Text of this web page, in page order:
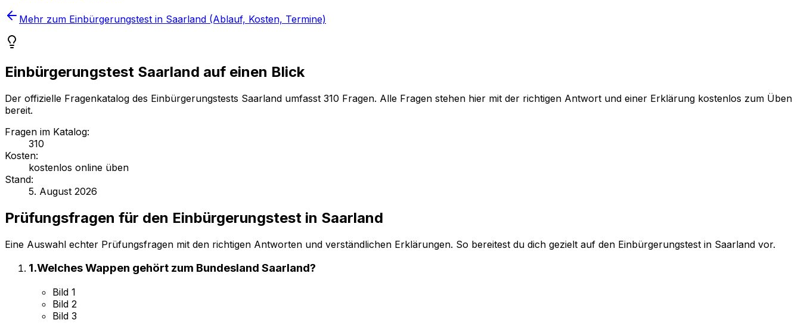
Mehr zum Einbürgerungstest in Saarland (Ablauf, Kosten, Termine)
Einbürgerungstest Saarland auf einen Blick
Der offizielle Fragenkatalog des Einbürgerungstests Saarland umfasst 310 Fragen. Alle Fragen stehen hier mit der richtigen Antwort und einer Erklärung kostenlos zum Üben
bereit.
Fragen im Katalog:
310
Kosten:
kostenlos online üben
Stand:
5. August 2026
Prüfungsfragen für den Einbürgerungstest in Saarland
Eine Auswahl echter Prüfungsfragen mit den richtigen Antworten und verständlichen Erklärungen. So bereitest du dich gezielt auf den Einbürgerungstest in Saarland vor.
1.Welches Wappen gehört zum Bundesland Saarland?
Bild 1
Bild 2
Bild 3